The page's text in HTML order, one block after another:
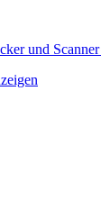
und Scanner